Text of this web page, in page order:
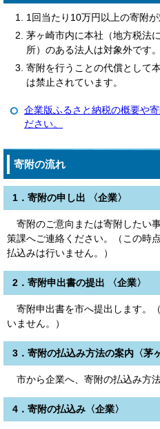
1回当たり10万円以上の寄附が
茅ヶ崎市内に本社（地方税法
所）のある法人は対象外です。
寄附を行うことの代償として
は禁止されています。
企業版ふるさと納税の概要や
ださい。
寄附の流れ
1．寄附の申し出 〈企業〉
寄附のご意向または寄附したい
策課へご連絡ください。（この時
払込みは行いません。）
2．寄附申出書の提出 〈企業〉
寄附申出書を市へ提出します。
いません。）
3．寄附の払込み方法の案内〈茅
市から企業へ、寄附の払込み方
4．寄附の払込み〈企業〉